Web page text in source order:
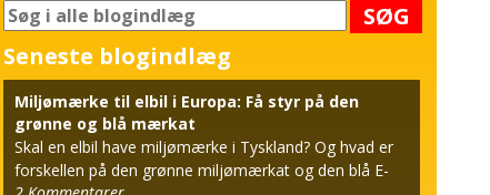
SØG
Seneste blogindlæg
Miljømærke til elbil i Europa: Få styr på den
grønne og blå mærkat
Skal en elbil have miljømærke i Tyskland? Og hvad er
forskellen på den grønne miljømærkat og den blå E-